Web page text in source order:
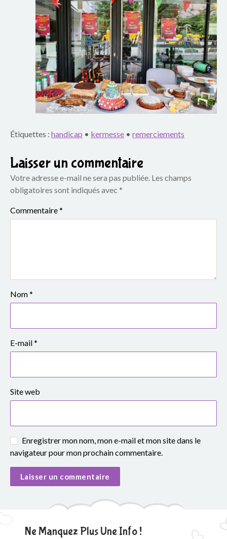
Étiquettes : handicap • kermesse • remerciements
Laisser un commentaire
Votre adresse e-mail ne sera pas publiée. Les champs
obligatoires sont indiqués avec *
Commentaire*
Nom*
E-mail*
Site web
Enregistrer mon nom, mon e-mail et mon site dans le
navigateur pour mon prochain commentaire.
Ne Manquez Plus Une Info !